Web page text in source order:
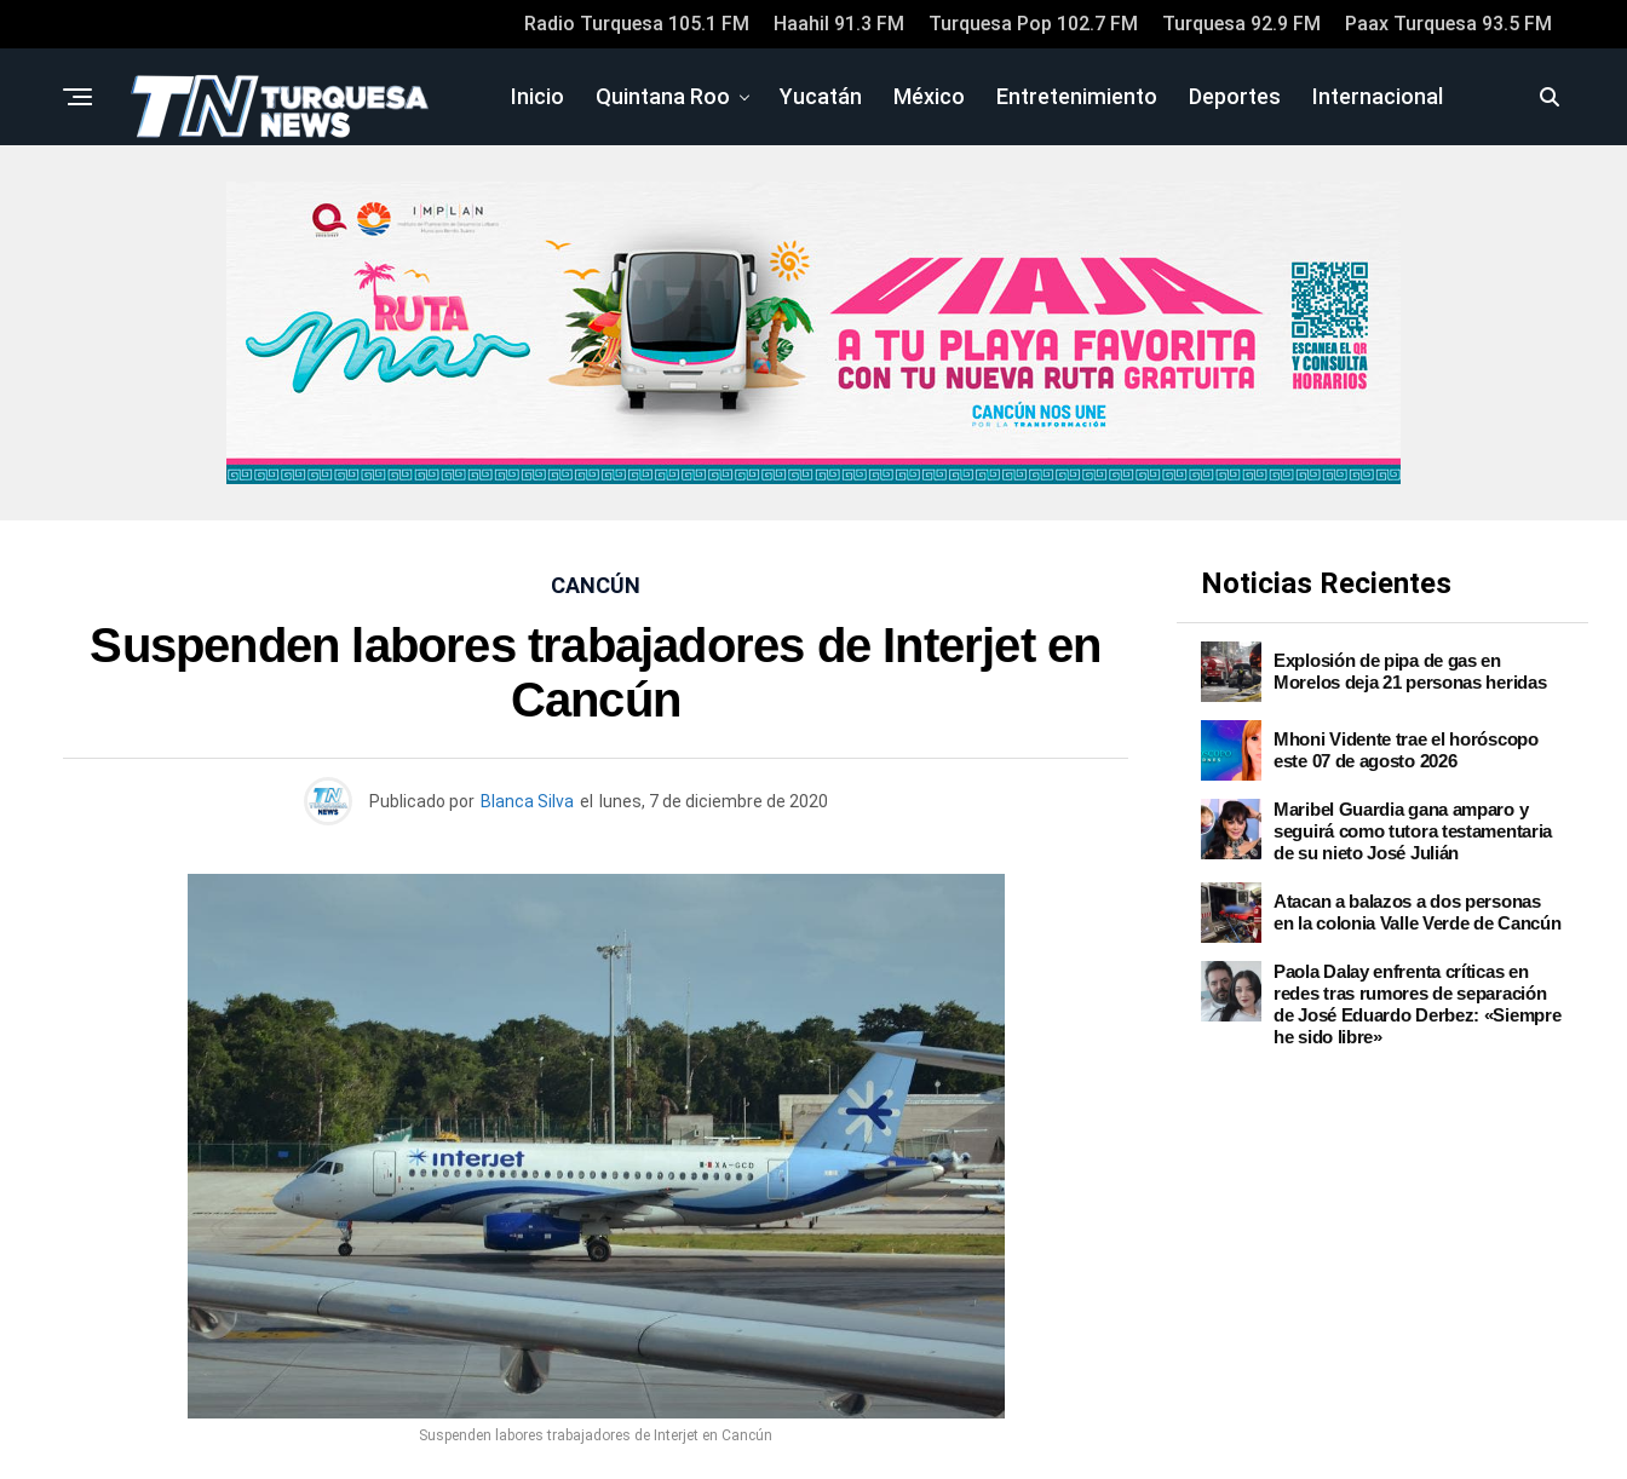
Radio Turquesa 105.1 FM Haahil 91.3 FM Turquesa Pop 102.7 FM Turquesa 92.9 FM Paax Turquesa 93.5 FM
Inicio Quintana Roo Yucatán México Entretenimiento Deportes Internacional
CANCÚN
Suspenden labores trabajadores de Interjet en
Cancún
Publicado por Blanca Silva el lunes, 7 de diciembre de 2020
Suspenden labores trabajadores de Interjet en Cancún
Noticias Recientes
Explosión de pipa de gas en
Morelos deja 21 personas heridas
Mhoni Vidente trae el horóscopo
este 07 de agosto 2026
Maribel Guardia gana amparo y
seguirá como tutora testamentaria
de su nieto José Julián
Atacan a balazos a dos personas
en la colonia Valle Verde de Cancún
Paola Dalay enfrenta críticas en
redes tras rumores de separación
de José Eduardo Derbez: «Siempre
he sido libre»